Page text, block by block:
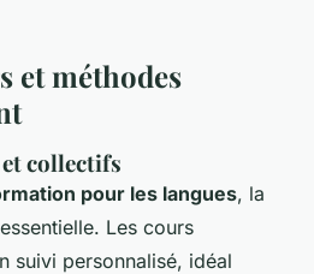
et méthodes
collectifs
pour les langues, la
Les cours
suivi personnalisé, idéal